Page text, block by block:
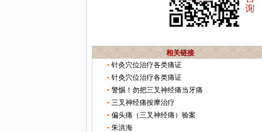
相关链接
针灸穴位治疗各类痛证
针灸穴位治疗各类痛证
警惕！勿把三叉神经痛当牙痛
三叉神经痛按摩治疗
偏头痛（三叉神经痛）验案
朱洪海